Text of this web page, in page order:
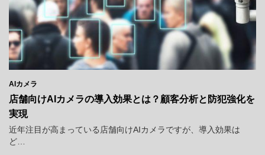
AIカメラ
店舗向けAIカメラの導入効果とは？顧客分析と防犯強化を
実現
近年注目が高まっている店舗向けAIカメラですが、導入効果は
ど…